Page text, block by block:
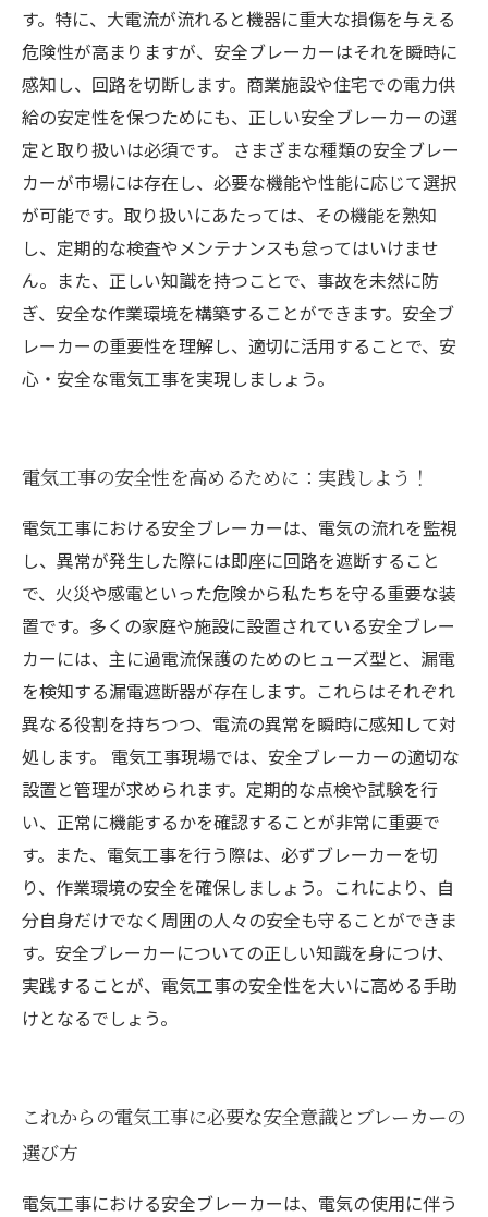
す。特に、大電流が流れると機器に重大な損傷を与える
危険性が高まりますが、安全ブレーカーはそれを瞬時に
感知し、回路を切断します。商業施設や住宅での電力供
給の安定性を保つためにも、正しい安全ブレーカーの選
定と取り扱いは必須です。 さまざまな種類の安全ブレー
カーが市場には存在し、必要な機能や性能に応じて選択
が可能です。取り扱いにあたっては、その機能を熟知
し、定期的な検査やメンテナンスも怠ってはいけませ
ん。また、正しい知識を持つことで、事故を未然に防
ぎ、安全な作業環境を構築することができます。安全ブ
レーカーの重要性を理解し、適切に活用することで、安
心・安全な電気工事を実現しましょう。
電気工事の安全性を高めるために：実践しよう！
電気工事における安全ブレーカーは、電気の流れを監視
し、異常が発生した際には即座に回路を遮断すること
で、火災や感電といった危険から私たちを守る重要な装
置です。多くの家庭や施設に設置されている安全ブレー
カーには、主に過電流保護のためのヒューズ型と、漏電
を検知する漏電遮断器が存在します。これらはそれぞれ
異なる役割を持ちつつ、電流の異常を瞬時に感知して対
処します。 電気工事現場では、安全ブレーカーの適切な
設置と管理が求められます。定期的な点検や試験を行
い、正常に機能するかを確認することが非常に重要で
す。また、電気工事を行う際は、必ずブレーカーを切
り、作業環境の安全を確保しましょう。これにより、自
分自身だけでなく周囲の人々の安全も守ることができま
す。安全ブレーカーについての正しい知識を身につけ、
実践することが、電気工事の安全性を大いに高める手助
けとなるでしょう。
これからの電気工事に必要な安全意識とブレーカーの
選び方
電気工事における安全ブレーカーは、電気の使用に伴う